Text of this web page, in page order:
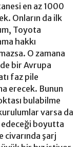
en az 1000
Onların da ilk
Toyota
hakkı
O zamana
bir Avrupa
faz pile
erecek. Bunun
bulabilme
varsa da
edeceği boyutta
civarında şarj